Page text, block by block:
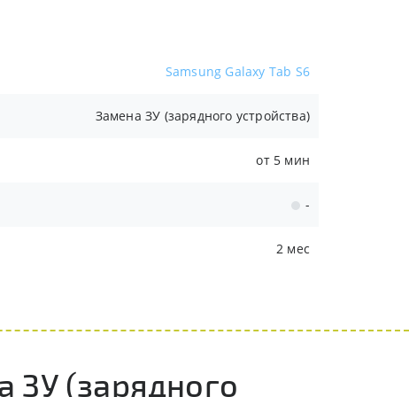
Samsung Galaxy Tab S6
Замена ЗУ (зарядного устройства)
от 5 мин
-
2 мес
ЗУ (зарядного